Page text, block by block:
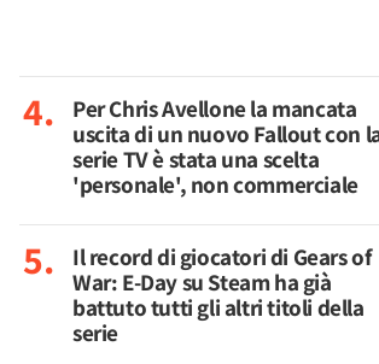
Per Chris Avellone la mancata
uscita di un nuovo Fallout con
serie TV è stata una scelta
'personale', non commerciale
Il record di giocatori di Gears of
War: E-Day su Steam ha già
battuto tutti gli altri titoli della
serie